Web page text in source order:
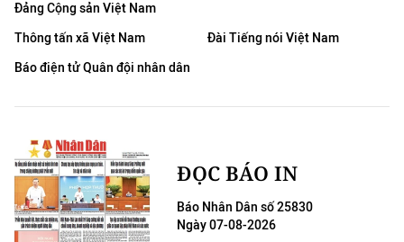
Đảng Cộng sản Việt Nam
Thông tấn xã Việt Nam
Đài Tiếng nói Việt Nam
Báo điện tử Quân đội nhân dân
ĐỌC BÁO IN
Báo Nhân Dân số 25830
Ngày 07-08-2026